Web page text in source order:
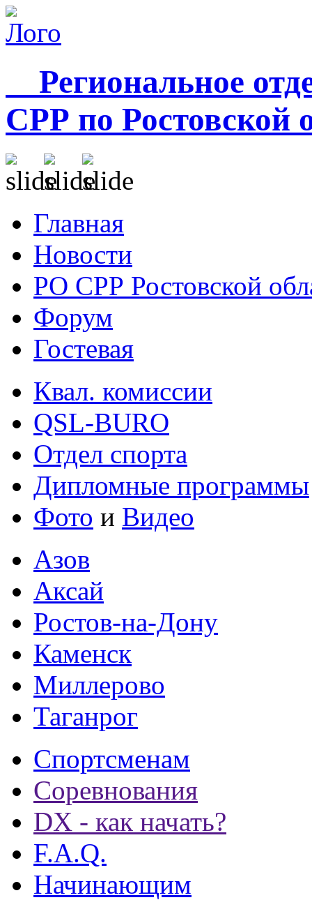
Региональное
СРР по Ростовской
Главная
Новости
РО СРР Ростовской
Форум
Гостевая
Квал. комиссии
QSL-BURO
Отдел спорта
Дипломные программы
Фото и Видео
Азов
Аксай
Ростов-на-Дону
Каменск
Миллерово
Таганрог
Спортсменам
Соревнования
DX - как начать?
F.A.Q.
Начинающим